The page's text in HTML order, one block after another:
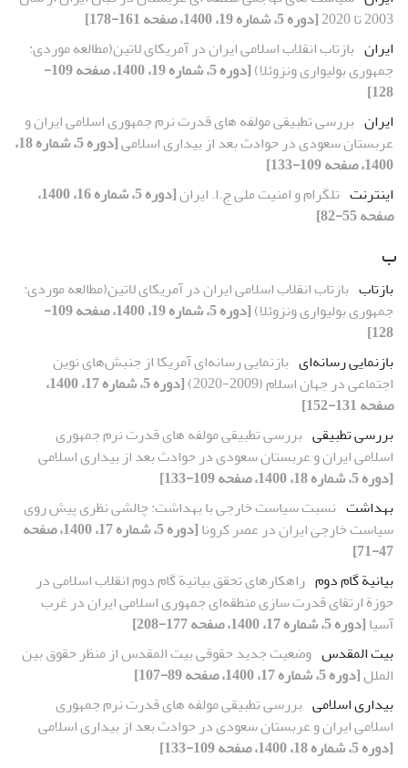
2003 تا 2020
[دوره 5، شماره 19، 1400، صفحه 161-178]
ایران بازتاب انقلاب اسلامی ایران در آمریکای لاتین(مطالعه موردی:
جمهوری بولیواری ونزوئلا)
[دوره 5، شماره 19، 1400، صفحه 109-
128]
ایران بررسی تطبیقی مولفه های قدرت نرم جمهوری اسلامی ایران و
عربستان سعودی در حوادث بعد از بیداری اسلامی
[دوره 5، شماره 18،
1400، صفحه 109-133]
اینترنت تلگرام و امنیت ملی ج.ا. ایران
[دوره 5، شماره 16، 1400،
صفحه 55-82]
ب
بازتاب بازتاب انقلاب اسلامی ایران در آمریکای لاتین(مطالعه موردی:
جمهوری بولیواری ونزوئلا)
[دوره 5، شماره 19، 1400، صفحه 109-
128]
بازنمایی رسانه‌ای بازنمایی رسانه‌ای آمریکا از جنبش‌های نوین
اجتماعی در جهان اسلام (2009-2020)
[دوره 5، شماره 17، 1400،
صفحه 131-152]
بررسی تطبیقی بررسی تطبیقی مولفه های قدرت نرم جمهوری
اسلامی ایران و عربستان سعودی در حوادث بعد از بیداری اسلامی
[دوره 5، شماره 18، 1400، صفحه 109-133]
بهداشت نسبت سیاست خارجی با بهداشت: چالشی نظری پیش روی
سیاست خارجی ایران در عصر کرونا
[دوره 5، شماره 17، 1400، صفحه
47-71]
بیانیة گام دوم راهکارهای تحقق بیانیة گام دوم انقلاب اسلامی در
حوزة ارتقای قدرت ‌سازی منطقه‌ای جمهوری اسلامی ایران در غرب
آسیا[دوره 5، شماره 17، 1400، صفحه 177-208]
بیت المقدس وضعیت جدید حقوقی بیت المقدس از منظر حقوق بین
الملل[دوره 5، شماره 17، 1400، صفحه 89-107]
بیداری اسلامی بررسی تطبیقی مولفه های قدرت نرم جمهوری
اسلامی ایران و عربستان سعودی در حوادث بعد از بیداری اسلامی
[دوره 5، شماره 18، 1400، صفحه 109-133]